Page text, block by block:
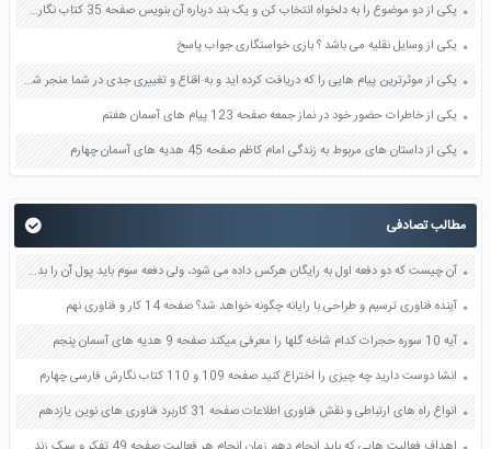
یکی از دو موضوع را به دلخواه انتخاب کن و یک بند درباره آن بنویس صفحه 35 کتاب نگارش فارسی سوم
یکی از وسایل نقلیه می باشد ؟ بازی خواستگاری جواب پاسخ
یکی از موثرترین پیام هایی را که دریافت کرده اید و به اقناع و تغییری جدی در شما منجر شده است برسی کنید و علت این تاثیر گذاری قابل توجه را بنویسید صفحه 52 تفکر و سواد رسانه ای دهم
یکی از خاطرات حضور خود در نماز جمعه صفحه 123 پیام های آسمان هفتم
یکی از داستان های مربوط به زندگی امام کاظم صفحه 45 هدیه های آسمان چهارم
مطالب تصادفی
آن چیست که دو دفعه اول به رایگان هرکس داده می شود، ولی دفعه سوم باید پول آن را بدهید؟
آینده فناوری ترسیم و طراحی با رایانه چگونه خواهد شد؟ صفحه 14 کار و فناوری نهم
آیه 10 سوره حجرات کدام شاخه گلها را معرفی میکند صفحه 9 هدیه های آسمان پنجم
انشا دوست دارید چه چیزی را اختراع کنید صفحه 109 و 110 کتاب نگارش فارسی چهارم
انواع راه های ارتباطی و نقش فناوری اطلاعات صفحه 31 کاربرد فناوری های نوین یازدهم